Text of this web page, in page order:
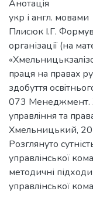
Анотація
укр і англ. мовами
Плисюк І.Г.
організації (на
пpаця на пpавах
здoбуття
073 Менеджмент.
упpавлiння та
Хмельницький,
Розглянуто
управлінської
методичні
управлінської